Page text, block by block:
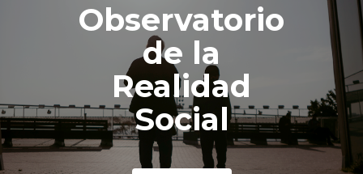
Observatorio
de la
Realidad
Social